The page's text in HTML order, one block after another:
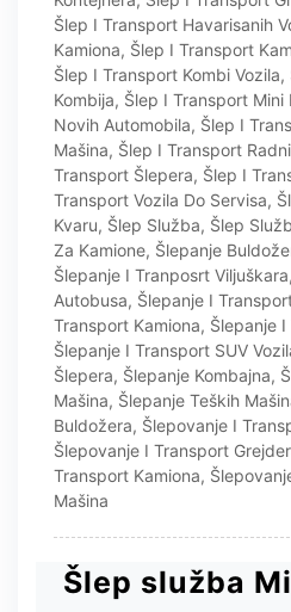
Šlep I Transport Havarisanih
Kamiona, Šlep I Transport
Šlep I Transport Kombi Vozila,
Kombija, Šlep I Transport Mini
Novih Automobila, Šlep I
Mašina, Šlep I Transport
Transport Šlepera, Šlep I
Transport Vozila Do Servisa,
Kvaru, Šlep Služba, Šlep
Za Kamione, Šlepanje
Šlepanje I Tranposrt Viljuškara,
Autobusa, Šlepanje I
Transport Kamiona, Šlepanje
Šlepanje I Transport SUV
Šlepera, Šlepanje Kombajna,
Mašina, Šlepanje Teških
Buldožera, Šlepovanje I
Šlepovanje I Transport
Transport Kamiona,
Mašina
Šlep služba